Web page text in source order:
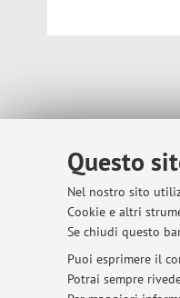
Questo
Nel nostro sito
Cookie e altri
Se chiudi questo
Puoi esprimere il
Potrai sempre